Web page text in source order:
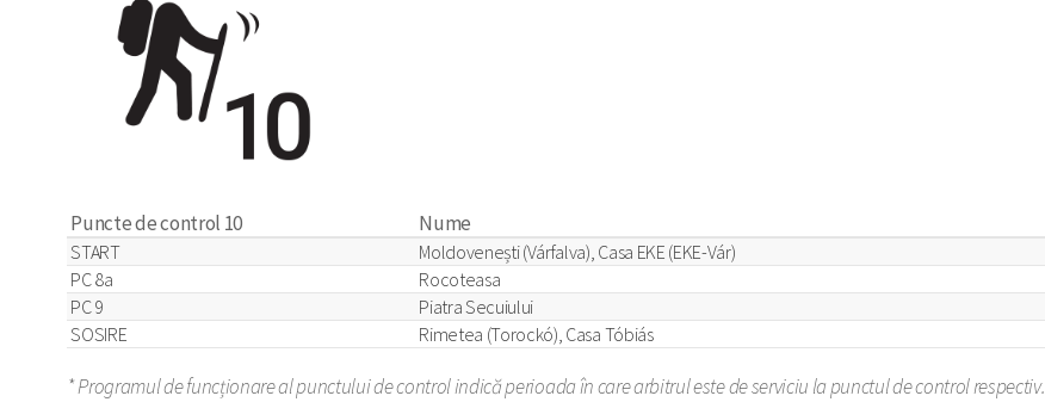
Puncte de control 10 Nume
START Moldovenești (Várfalva), Casa EKE (EKE-Vár)
PC 8a
Rocoteasa
PC 9
Piatra Secuiului
SOSIRE
Rimetea (Torockó), Casa Tóbiás
* Programul de funcționare al punctului de control indică perioada în care arbitrul este de serviciu la punctul de control respectiv.